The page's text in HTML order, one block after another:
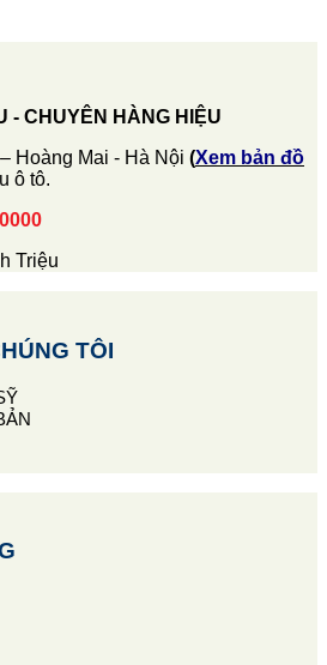
- CHUYÊN HÀNG HIỆU
Hoàng Mai - Hà Nội (Xem bản đồ
ô tô.
Triệu
TÔI